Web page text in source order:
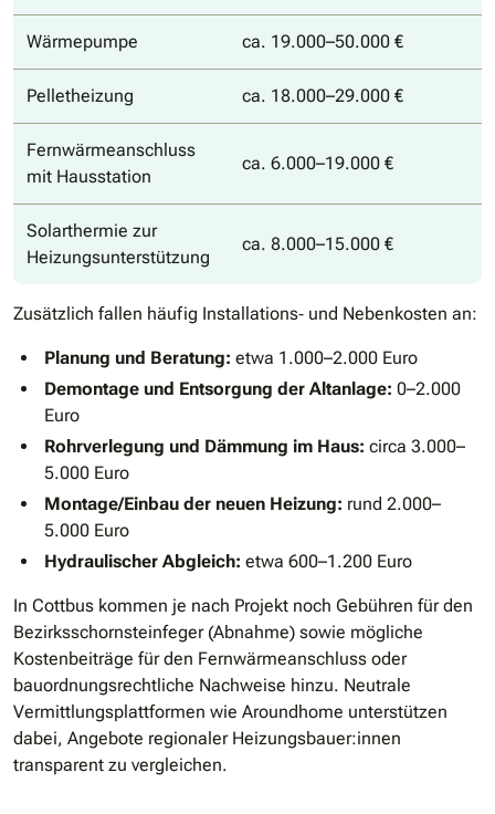
Wärmepumpe ca. 19.000–50.000 €
Pelletheizung ca. 18.000–29.000 €
Fernwärmeanschluss
mit Hausstation
ca. 6.000–19.000 €
Solarthermie zur
Heizungsunterstützung
ca. 8.000–15.000 €
Zusätzlich fallen häufig Installations‐ und Nebenkosten an:
Planung und Beratung: etwa 1.000–2.000 Euro
Demontage und Entsorgung der Altanlage: 0–2.000
Euro
Rohrverlegung und Dämmung im Haus: circa 3.000–
5.000 Euro
Montage/Einbau der neuen Heizung: rund 2.000–
5.000 Euro
Hydraulischer Abgleich: etwa 600–1.200 Euro
In Cottbus kommen je nach Projekt noch Gebühren für den
Bezirksschornsteinfeger (Abnahme) sowie mögliche
Kostenbeiträge für den Fernwärmeanschluss oder
bauordnungsrechtliche Nachweise hinzu. Neutrale
Vermittlungsplattformen wie Aroundhome unterstützen
dabei, Angebote regionaler Heizungsbauer:innen
transparent zu vergleichen.